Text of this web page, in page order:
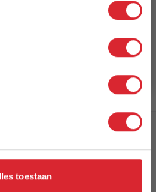
toestaan
24 uur